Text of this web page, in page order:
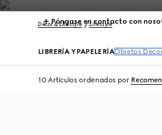
Póngase en contacto con
Décor & Lifestyle Lifestyle
LIBRERÍA Y PAPELERÍAObjetos
10 Artículos ordenados por